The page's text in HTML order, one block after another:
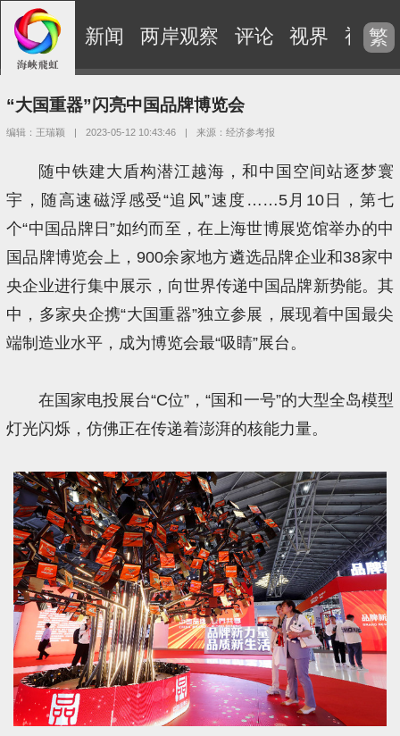
新闻 两岸观察 评论 视界 视频
繁
“大国重器”闪亮中国品牌博览会
编辑：王瑞颖 | 2023-05-12 10:43:46 | 来源：经济参考报
随中铁建大盾构潜江越海，和中国空间站逐梦寰
宇，随高速磁浮感受“追风”速度……5月10日，第七
个“中国品牌日”如约而至，在上海世博展览馆举办的中
国品牌博览会上，900余家地方遴选品牌企业和38家中
央企业进行集中展示，向世界传递中国品牌新势能。其
中，多家央企携“大国重器”独立参展，展现着中国最尖
端制造业水平，成为博览会最“吸睛”展台。
在国家电投展台“C位”，“国和一号”的大型全岛模型
灯光闪烁，仿佛正在传递着澎湃的核能力量。